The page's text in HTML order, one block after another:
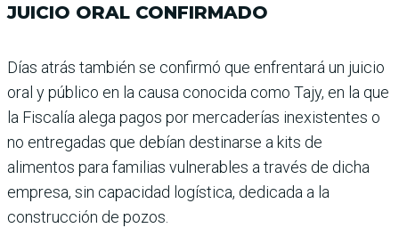
JUICIO ORAL CONFIRMADO
Días atrás también se con­firmó que enfrentará un juicio
oral y público en la causa conocida como Tajy, en la que
la Fiscalía alega pagos por mercaderías inexistentes o
no entrega­das que debían destinarse a kits de
alimentos para fami­lias vulnerables a través de dicha
empresa, sin capaci­dad logística, dedicada a la
construcción de pozos.